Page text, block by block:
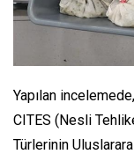
Yapılan
CITES (Nesli
Türlerinin